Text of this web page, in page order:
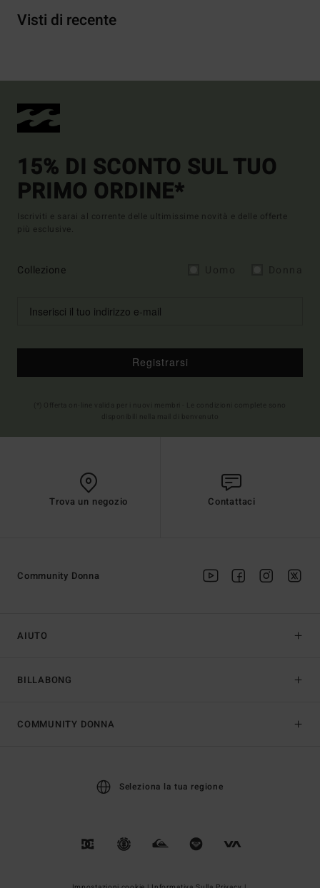
Visti di recente
15% DI SCONTO SUL TUO
PRIMO ORDINE*
Iscriviti e sarai al corrente delle ultimissime novità e delle offerte
più esclusive.
Collezione
Registrarsi
Trova un negozio Contattaci
AIUTO
BILLABONG
Community Donna
COMMUNITY DONNA
Seleziona la tua regione